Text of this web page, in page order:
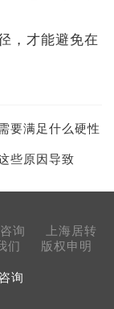
，才能避免在
要满足什么硬性
些原因导致
询
上海居转
们 版权申明
询